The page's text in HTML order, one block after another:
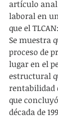
artículo
laboral en
que el
Se muestra
proceso de
lugar en el
estructural
rentabilidad
que
década de